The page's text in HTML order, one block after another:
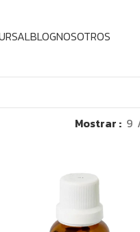
BLOGNOSOTROS
Mostrar 9